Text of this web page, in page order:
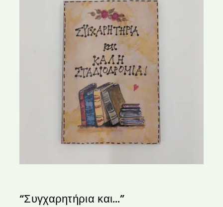
“Συγχαρητήρια και…”